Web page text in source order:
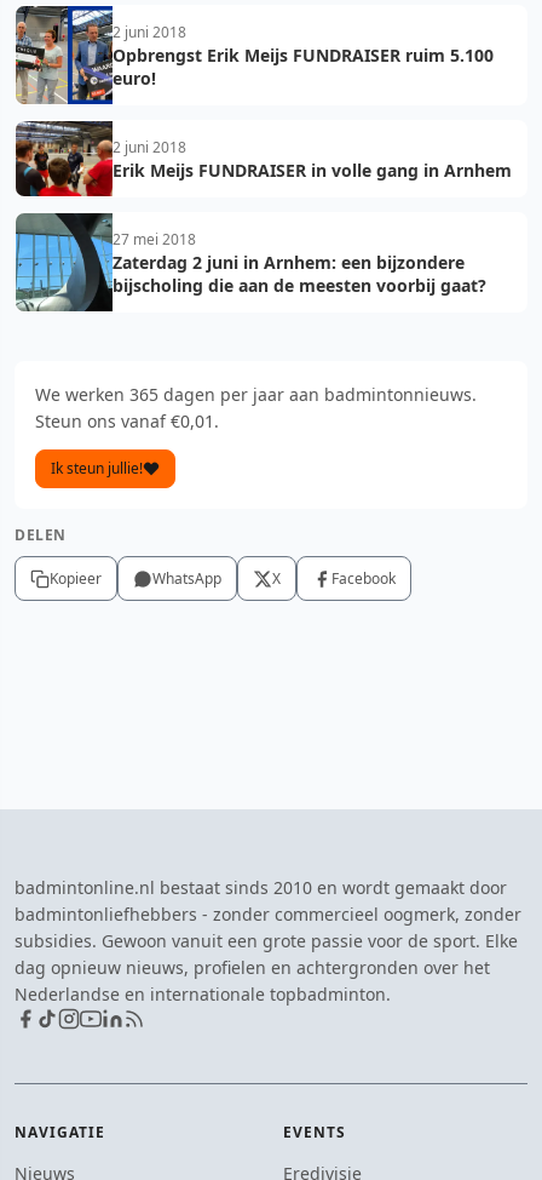
2 juni 2018
Opbrengst Erik Meijs FUNDRAISER ruim 5.100
euro!
2 juni 2018
Erik Meijs FUNDRAISER in volle gang in Arnhem
27 mei 2018
Zaterdag 2 juni in Arnhem: een bijzondere
bijscholing die aan de meesten voorbij gaat?
We werken 365 dagen per jaar aan badmintonnieuws.
Steun ons vanaf €0,01.
Ik steun jullie!
DELEN
Kopieer WhatsApp X Facebook
badmintonline.nl bestaat sinds 2010 en wordt gemaakt door
badmintonliefhebbers - zonder commercieel oogmerk, zonder
subsidies. Gewoon vanuit een grote passie voor de sport. Elke
dag opnieuw nieuws, profielen en achtergronden over het
Nederlandse en internationale topbadminton.
NAVIGATIE
Nieuws
EVENTS
Eredivisie